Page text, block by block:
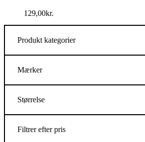
129,00kr.
Produkt kategorier
Mærker
Størrelse
Filtrer efter pris